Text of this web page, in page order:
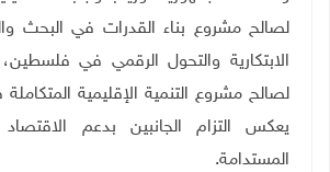
لصالح مشروع بناء القدرات في البحث
لصالح مشروع التنمية الإقليمية
يعكس التزام الجانبين بدعم الاقتصاد
المستدامة.